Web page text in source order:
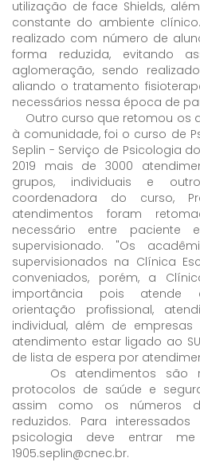
utilização de face Shields,
constante do ambiente
realizado com número de
forma reduzida, evitando
aglomeração, sendo
aliando o tratamento
necessários nessa época de
Outro curso que retomou os
à comunidade, foi o curso de
Seplin - Serviço de Psicologia
2019 mais de 3000
grupos, individuais e
coordenadora do curso,
atendimentos foram
necessário entre paciente
supervisionado. "Os
supervisionados na Clínica
conveniados, porém, a
importância pois atende
orientação profissional,
individual, além de
atendimento estar ligado ao
de lista de espera por
Os atendimentos são
protocolos de saúde e
assim como os números
reduzidos. Para
psicologia deve entrar
1905.seplin@cnec.br.